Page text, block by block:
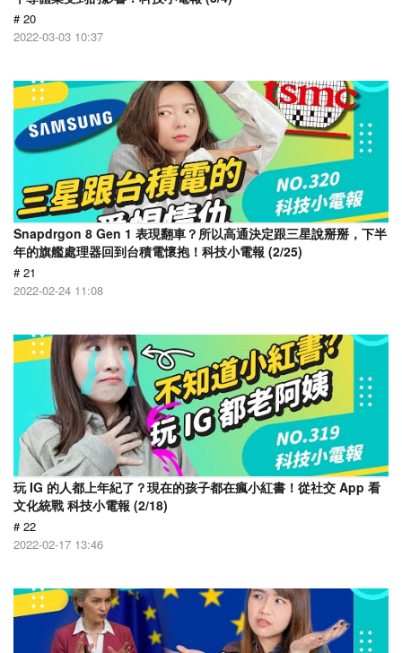
# 20
2022-03-03 10:37
Snapdrgon 8 Gen 1 表現翻車？所以高通決定跟三星說掰掰，下半
年的旗艦處理器回到台積電懷抱！科技小電報 (2/25)
# 21
2022-02-24 11:08
玩 IG 的人都上年紀了？現在的孩子都在瘋小紅書！從社交 App 看
文化統戰 科技小電報 (2/18)
# 22
2022-02-17 13:46